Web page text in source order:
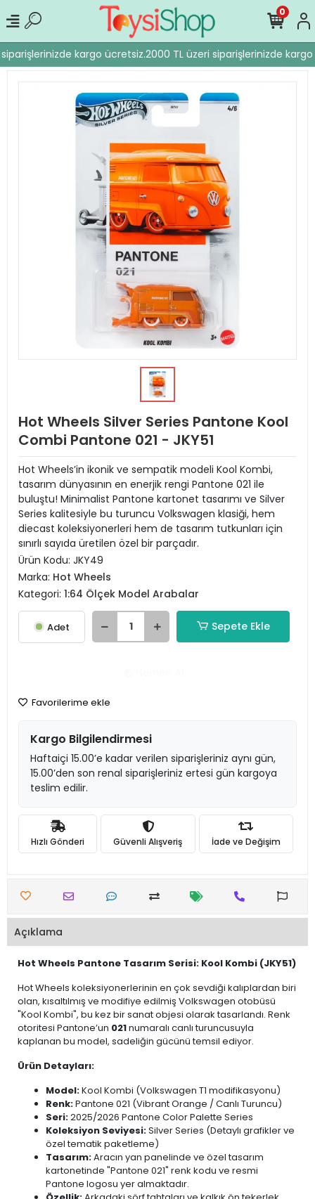
kargo ücretsiz.2000 TL üzeri siparişlerinizde kargo
0
Hot Wheels Silver Series Pantone Kool
Combi Pantone 021 - JKY51
Hot Wheels’in ikonik ve sempatik modeli Kool Kombi,
tasarım dünyasının en enerjik rengi Pantone 021 ile
buluştu! Minimalist Pantone kartonet tasarımı ve Silver
Series kalitesiyle bu turuncu Volkswagen klasiği, hem
diecast koleksiyonerleri hem de tasarım tutkunları için
sınırlı sayıda üretilen özel bir parçadır.
Ürün Kodu: JKY49
Marka: Hot Wheels
Kategori: 1:64 Ölçek Model Arabalar
Adet Sepete Ekle
Favorilerime ekle
Kargo Bilgilendirmesi
Haftaiçi 15.00’e kadar verilen siparişleriniz aynı gün,
15.00’den son renal siparişleriniz ertesi gün kargoya
teslim edilir.
Hızlı Gönderi Güvenli Alışveriş İade ve Değişim
Açıklama
Hot Wheels Pantone Tasarım Serisi: Kool Kombi (JKY51)
Hot Wheels koleksiyonerlerinin en çok sevdiği kalıplardan biri
olan, kısaltılmış ve modifiye edilmiş Volkswagen otobüsü
"Kool Kombi", bu kez bir sanat objesi olarak tasarlandı. Renk
otoritesi Pantone’un 021numaralı canlı turuncusuyla
kaplanan bu model, sadeliğin gücünü temsil ediyor.
Ürün Detayları:
Model:Kool Kombi (Volkswagen T1 modifikasyonu)
Renk:Pantone 021 (Vibrant Orange / Canlı Turuncu)
Seri:2025/2026 Pantone Color Palette Series
Koleksiyon Seviyesi:Silver Series (Detaylı grafikler ve
özel tematik paketleme)
Tasarım:Aracın yan panelinde ve özel tasarım
kartonetinde "Pantone 021" renk kodu ve resmi
Pantone logosu yer almaktadır.